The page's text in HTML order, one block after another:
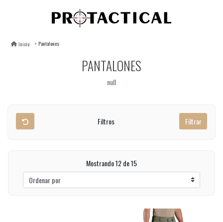
Inicio Pantalones
PANTALONES
null
Filtros Filtrar
Mostrando 12 de 15